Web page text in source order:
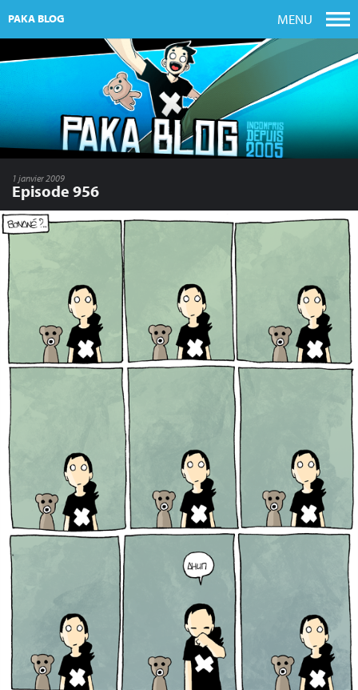
PAKA BLOG MENU
1 janvier 2009
Episode 956